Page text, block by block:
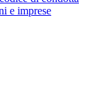
e imprese